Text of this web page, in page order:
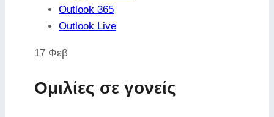
Outlook 365
Outlook Live
17 Φεβ
Ομιλίες σε γονείς